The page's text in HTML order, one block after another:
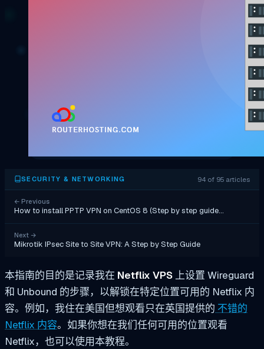
SECURITY & NETWORKING 94 of 95 articles
← Previous
How to install PPTP VPN on CentOS 8 (Step by step guide…
Next →
Mikrotik IPsec Site to Site VPN: A Step by Step Guide
本指南的目的是记录我在 Netflix VPS 上设置 Wireguard
和 Unbound 的步骤，以解锁在特定位置可用的 Netflix 内
容。例如，我住在美国但想观看只在英国提供的 不错的
Netflix 内容。如果你想在我们任何可用的位置观看
Netflix，也可以使用本教程。